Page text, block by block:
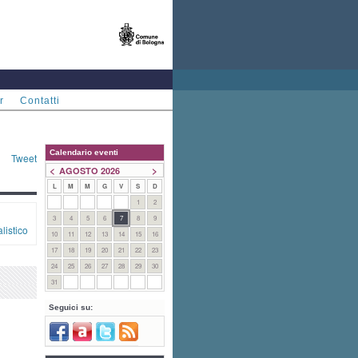
Contatti
Tweet Calendario eventi
>
< AGOSTO 2026
L M M G V S
D
1
2
3
4 5 6 7 8
9
10
11 12 13 14 15
16
17
18 19 20 21 22
23
24
25 26 27 28 29
30
31
Seguici su: